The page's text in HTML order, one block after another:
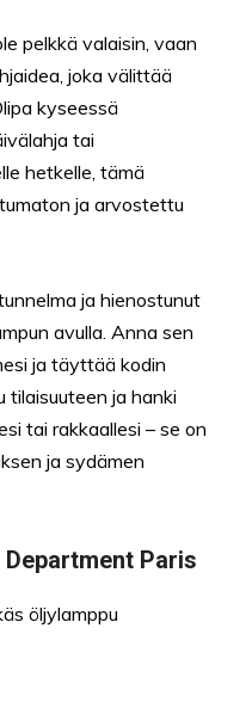
pelkkä valaisin, vaan
joka välittää
kyseessä
tai
hetkelle, tämä
ja arvostettu
ja hienostunut
avulla. Anna sen
ja täyttää kodin
tilaisuuteen ja hanki
tai rakkaallesi – se on
ja sydämen
Department Paris